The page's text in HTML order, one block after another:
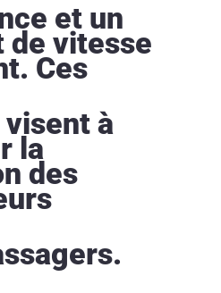
et un
de vitesse
Ces
à
la
des